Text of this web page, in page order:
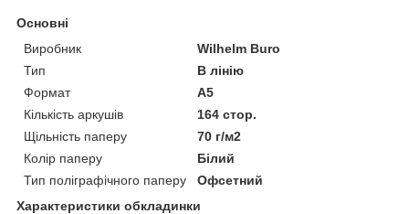
Основні
Виробник
Wilhelm Buro
Тип
В лінію
Формат
A5
Кількість аркушів
164 стор.
Щільність паперу
70 г/м2
Колір паперу
Білий
Тип поліграфічного паперу
Офсетний
Характеристики обкладинки